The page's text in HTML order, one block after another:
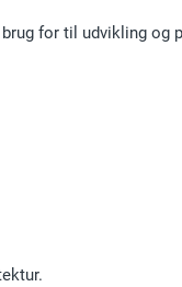
for til udvikling og